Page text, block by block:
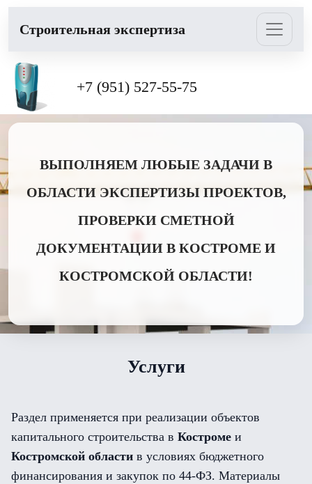
Cтроительная экспертиза
+7 (951) 527-55-75
ВЫПОЛНЯЕМ ЛЮБЫЕ ЗАДАЧИ В
ОБЛАСТИ ЭКСПЕРТИЗЫ ПРОЕКТОВ,
ПРОВЕРКИ СМЕТНОЙ
ДОКУМЕНТАЦИИ В КОСТРОМЕ И
КОСТРОМСКОЙ ОБЛАСТИ!
Услуги
Раздел применяется при реализации объектов
капитального строительства в Костроме и
Костромской области в условиях бюджетного
финансирования и закупок по 44-ФЗ. Материалы